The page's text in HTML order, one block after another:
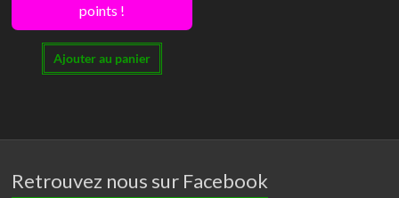
points !
Ajouter au panier
Retrouvez nous sur Facebook